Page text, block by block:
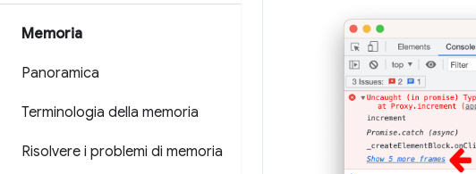
Memoria
Panoramica
Terminologia della memoria
Risolvere i problemi di memoria